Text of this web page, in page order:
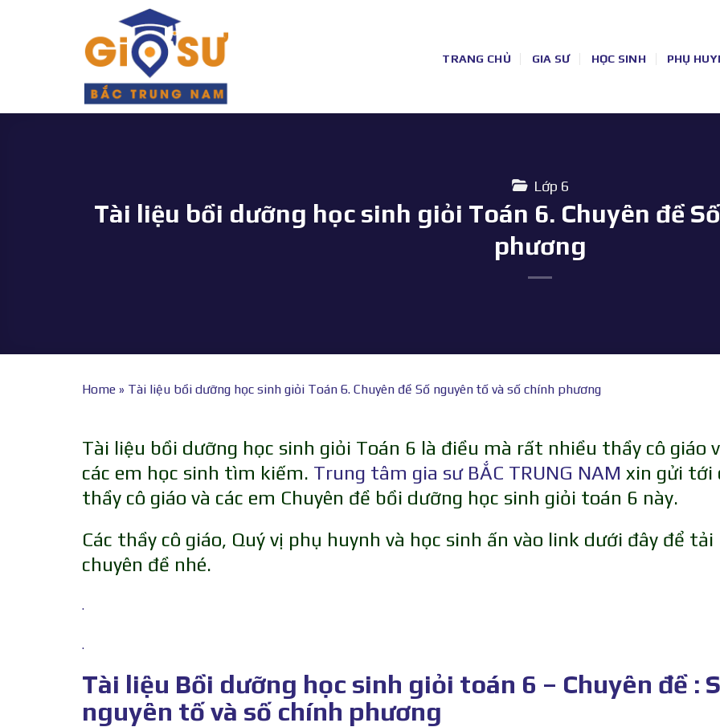
TRANG CHỦ GIA SƯ HỌC SINH PHỤ
Lớp 6
Tài liệu bồi dưỡng học sinh giỏi Toán 6. Chuyên đề
phương
Home » Tài liệu bồi dưỡng học sinh giỏi Toán 6. Chuyên đề Số nguyên tố và số chính phương
Tài liệu bồi dưỡng học sinh giỏi Toán 6 là điều mà rất nhiều thầy cô giáo
các em học sinh tìm kiếm. Trung tâm gia sư BẮC TRUNG NAM xin gửi tới
thầy cô giáo và các em Chuyên đề bồi dưỡng học sinh giỏi toán 6 này.
Các thầy cô giáo, Quý vị phụ huynh và học sinh ấn vào link dưới đây để tải
chuyên đề nhé.
.
.
Tài liệu Bồi dưỡng học sinh giỏi toán 6 – Chuyên đề :
nguyên tố và số chính phương